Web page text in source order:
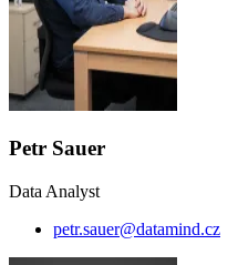
Petr Sauer
Data Analyst
petr.sauer@datamind.cz